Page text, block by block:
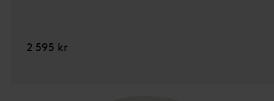
2 595 kr